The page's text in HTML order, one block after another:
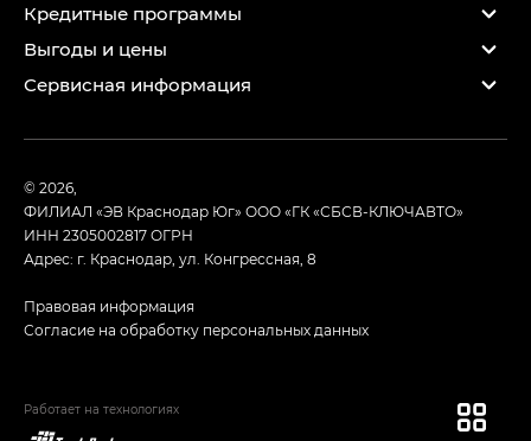
Кредитные программы
Выгоды и цены
Сервисная информация
© 2026,
ФИЛИАЛ «ЭВ Краснодар Юг» ООО «ГК «СБСВ-КЛЮЧАВТО»
ИНН 2305002817ОГРН
Адрес: г. Краснодар, ул. Конгрессная, 8
Правовая информация
Согласие на обработку персональных данных
Работает на технологиях